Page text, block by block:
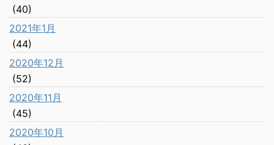
(40)
2021年1月
(44)
2020年12月
(52)
2020年11月
(45)
2020年10月